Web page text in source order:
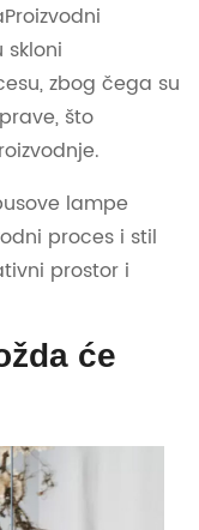
zbog čega su
što
lampe
proces i stil
prostor i
će